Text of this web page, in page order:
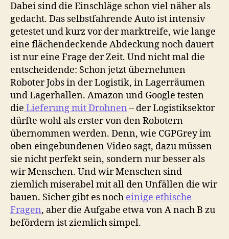
Dabei sind die Einschläge schon viel näher als
gedacht. Das selbstfahrende Auto ist intensiv
getestet und kurz vor der marktreife, wie lange
eine flächendeckende Abdeckung noch dauert
ist nur eine Frage der Zeit. Und nicht mal die
entscheidende: Schon jetzt übernehmen
Roboter Jobs in der Logistik, in Lagerräumen
und Lagerhallen. Amazon und Google testen
die Lieferung mit Drohnen – der Logistiksektor
dürfte wohl als erster von den Robotern
übernommen werden. Denn, wie CGPGrey im
oben eingebundenen Video sagt, dazu müssen
sie nicht perfekt sein, sondern nur besser als
wir Menschen. Und wir Menschen sind
ziemlich miserabel mit all den Unfällen die wir
bauen. Sicher gibt es noch einige ethische
Fragen, aber die Aufgabe etwa von A nach B zu
befördern ist ziemlich simpel.